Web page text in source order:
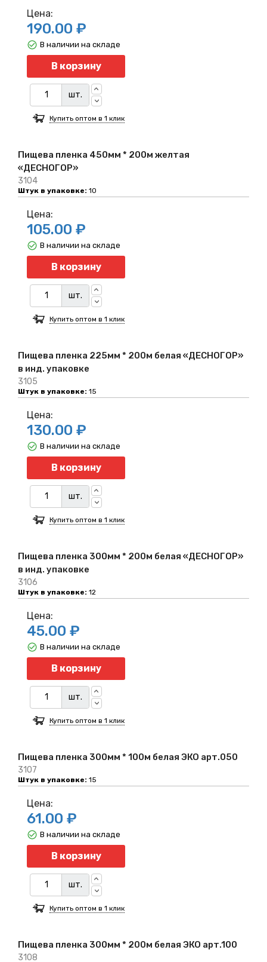
Пищева пленка 450мм * 200м желтая
«ДЕСНОГОР»
3104
Штук в упаковке: 10
Цена:
190.00 ₽
В корзину
шт.
В наличии на складе
Купить оптом в 1 клик
Пищева пленка 225мм * 200м белая «ДЕСНОГОР»
в инд. упаковке
3105
Штук в упаковке: 15
Цена:
105.00 ₽
В корзину
шт.
В наличии на складе
Купить оптом в 1 клик
Пищева пленка 300мм * 200м белая «ДЕСНОГОР»
в инд. упаковке
3106
Штук в упаковке: 12
Цена:
130.00 ₽
В корзину
шт.
В наличии на складе
Купить оптом в 1 клик
Пищева пленка 300мм * 100м белая ЭКО арт.050
3107
Штук в упаковке: 15
Цена:
45.00 ₽
В корзину
шт.
В наличии на складе
Купить оптом в 1 клик
Пищева пленка 300мм * 200м белая ЭКО арт.100
3108
Цена:
61.00 ₽
В корзину
шт.
В наличии на складе
Купить оптом в 1 клик